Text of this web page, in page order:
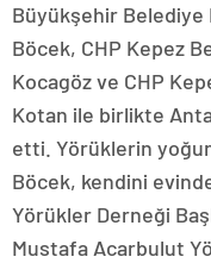
Büyükşehir Belediye
Böcek, CHP Kepez
Kocagöz ve CHP
Kotan ile birlikte
etti. Yörüklerin
Böcek, kendini
Yörükler Derneği
Mustafa Acarbulut